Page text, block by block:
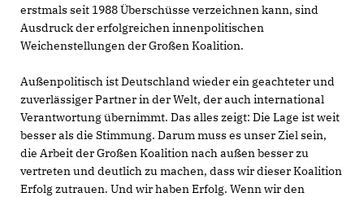
erstmals seit 1988 Überschüsse verzeichnen kann, sind
Ausdruck der erfolgreichen innenpolitischen
Weichenstellungen der Großen Koalition.
Außenpolitisch ist Deutschland wieder ein geachteter und
zuverlässiger Partner in der Welt, der auch international
Verantwortung übernimmt. Das alles zeigt: Die Lage ist weit
besser als die Stimmung. Darum muss es unser Ziel sein,
die Arbeit der Großen Koalition nach außen besser zu
vertreten und deutlich zu machen, dass wir dieser Koalition
Erfolg zutrauen. Und wir haben Erfolg. Wenn wir den